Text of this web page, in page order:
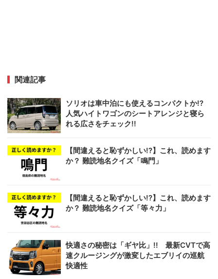
関連記事
ソリオは車中泊にも使えるコンパクトか!?
人気ハイトワゴンのシートアレンジと寝ら
れる広さをチェック!!
【間違えると恥ずかしい!?】これ、読めます
か？ 難読地名クイズ「鳴門」
【間違えると恥ずかしい!?】これ、読めます
か？ 難読地名クイズ「等々力」
快適さの秘密は「ギヤ比」!! 最新CVTで高
速クルージングが激変したエブリイの巡航
快適性